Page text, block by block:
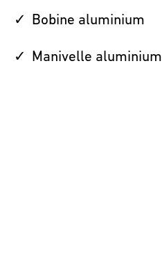
Bobine aluminium
Manivelle aluminium